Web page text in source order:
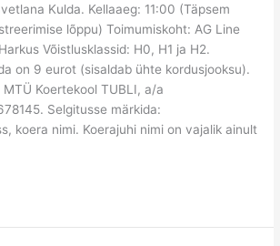
Kulda. Kellaaeg: 11:00 (Täpsem
lõppu) Toimumiskoht: AG Line
Võistlusklassid: H0, H1 ja H2.
on 9 eurot (sisaldab ühte kordusjooksu).
Koertekool TUBLI, a/a
Selgitusse märkida:
koera nimi. Koerajuhi nimi on vajalik ainult